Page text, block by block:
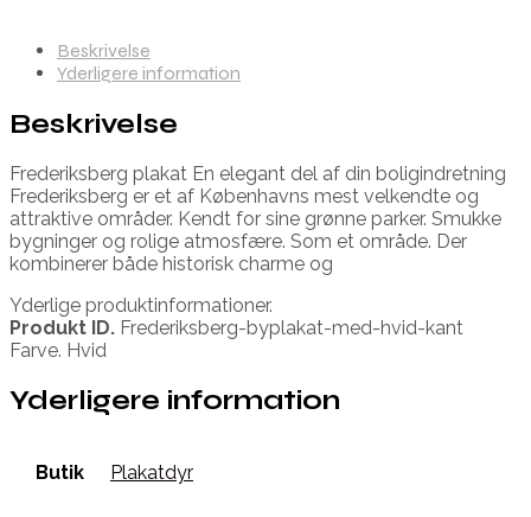
Beskrivelse
Yderligere information
Beskrivelse
Frederiksberg plakat En elegant del af din boligindretning
Frederiksberg er et af Københavns mest velkendte og
attraktive områder. Kendt for sine grønne parker. Smukke
bygninger og rolige atmosfære. Som et område. Der
kombinerer både historisk charme og
Yderlige produktinformationer.
Produkt ID. Frederiksberg-byplakat-med-hvid-kant
Farve. Hvid
Yderligere information
Butik Plakatdyr